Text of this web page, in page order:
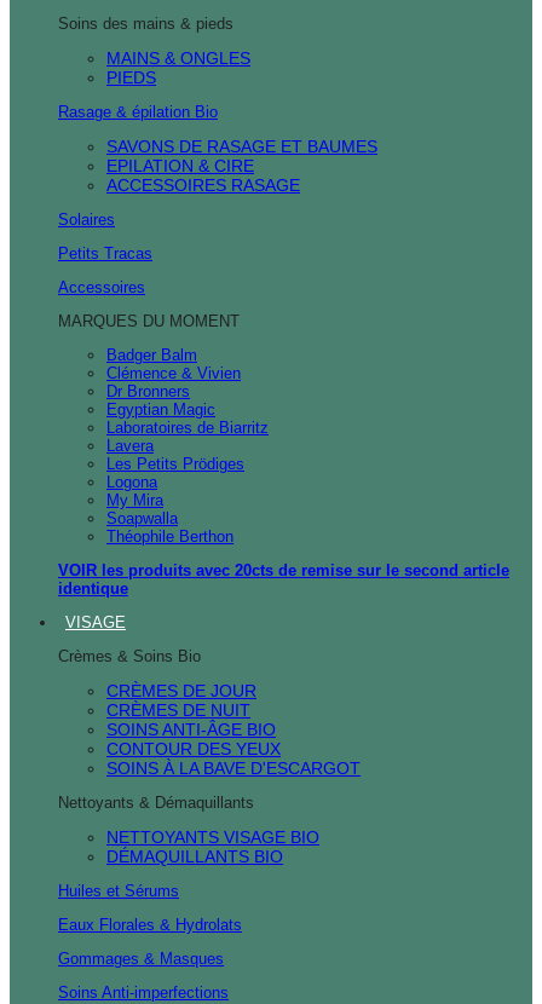
Soins des mains & pieds
MAINS & ONGLES
PIEDS
Rasage & épilation Bio
SAVONS DE RASAGE ET BAUMES
EPILATION & CIRE
ACCESSOIRES RASAGE
Solaires
Petits Tracas
Accessoires
MARQUES DU MOMENT
Badger Balm
Clémence & Vivien
Dr Bronners
Egyptian Magic
Laboratoires de Biarritz
Lavera
Les Petits Prödiges
Logona
My Mira
Soapwalla
Théophile Berthon
VOIR les produits avec 20cts de remise sur le second article
identique
VISAGE
Crèmes & Soins Bio
CRÈMES DE JOUR
CRÈMES DE NUIT
SOINS ANTI-ÂGE BIO
CONTOUR DES YEUX
SOINS À LA BAVE D'ESCARGOT
Nettoyants & Démaquillants
NETTOYANTS VISAGE BIO
DÉMAQUILLANTS BIO
Huiles et Sérums
Eaux Florales & Hydrolats
Gommages & Masques
Soins Anti-imperfections